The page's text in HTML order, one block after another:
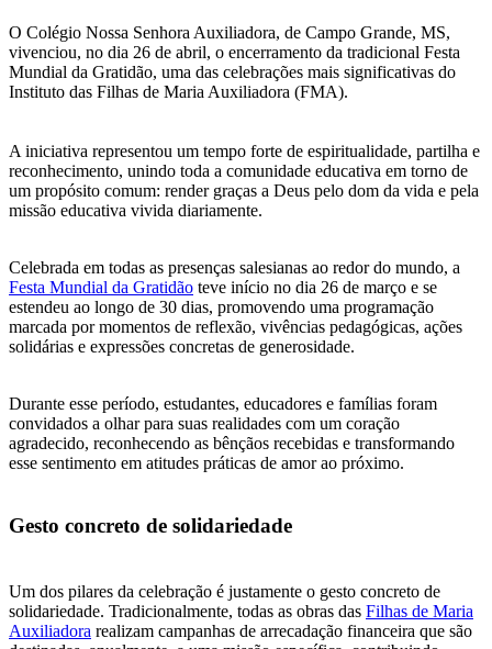
O Colégio Nossa Senhora Auxiliadora, de Campo Grande, MS,
vivenciou, no dia 26 de abril, o encerramento da tradicional Festa
Mundial da Gratidão, uma das celebrações mais significativas do
Instituto das Filhas de Maria Auxiliadora (FMA).
A iniciativa representou um tempo forte de espiritualidade, partilha e
reconhecimento, unindo toda a comunidade educativa em torno de
um propósito comum: render graças a Deus pelo dom da vida e pela
missão educativa vivida diariamente.
Celebrada em todas as presenças salesianas ao redor do mundo, a
Festa Mundial da Gratidão teve início no dia 26 de março e se
estendeu ao longo de 30 dias, promovendo uma programação
marcada por momentos de reflexão, vivências pedagógicas, ações
solidárias e expressões concretas de generosidade.
Durante esse período, estudantes, educadores e famílias foram
convidados a olhar para suas realidades com um coração
agradecido, reconhecendo as bênçãos recebidas e transformando
esse sentimento em atitudes práticas de amor ao próximo.
Gesto concreto de solidariedade
Um dos pilares da celebração é justamente o gesto concreto de
solidariedade. Tradicionalmente, todas as obras das Filhas de Maria
Auxiliadora realizam campanhas de arrecadação financeira que são